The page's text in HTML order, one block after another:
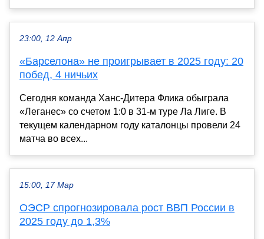
23:00, 12 Апр
«Барселона» не проигрывает в 2025 году: 20
побед, 4 ничьих
Сегодня команда Ханс-Дитера Флика обыграла
«Леганес» со счетом 1:0 в 31-м туре Ла Лиге. В
текущем календарном году каталонцы провели 24
матча во всех...
15:00, 17 Мар
ОЭСР спрогнозировала рост ВВП России в
2025 году до 1,3%